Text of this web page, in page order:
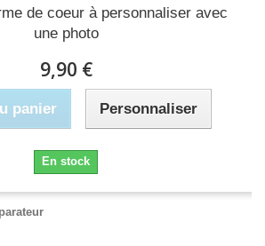
de coeur à personnaliser avec
une photo
9,90 €
panier Personnaliser
En stock